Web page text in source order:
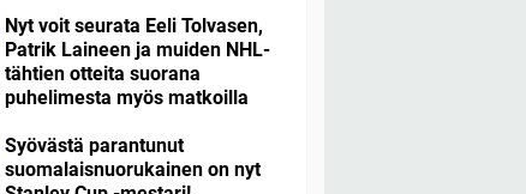
Nyt voit seurata Eeli Tolvasen,
Patrik Laineen ja muiden NHL-
tähtien otteita suorana
puhelimesta myös matkoilla
Syövästä parantunut
suomalaisnuorukainen on nyt